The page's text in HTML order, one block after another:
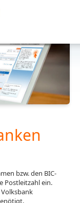
bzw. den BIC-
Postleitzahl ein.